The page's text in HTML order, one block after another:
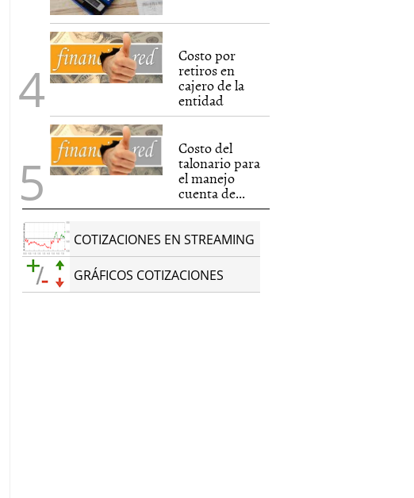
Costo por
retiros en
cajero de la
entidad
Costo del
talonario para
el manejo
cuenta de...
COTIZACIONES EN STREAMING
GRÁFICOS COTIZACIONES